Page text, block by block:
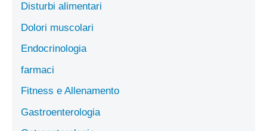
Disturbi alimentari
Dolori muscolari
Endocrinologia
farmaci
Fitness e Allenamento
Gastroenterologia